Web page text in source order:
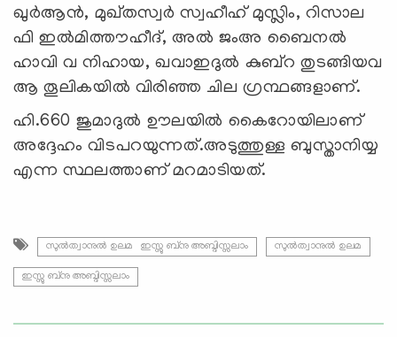
ഖുർആൻ, മുഖ്തസ്വർ സ്വഹീഹ് മുസ്ലിം, റിസാല
ഫി ഇൽമിത്തൗഹീദ്, അൽ ജംഅ ബൈനൽ
ഹാവി വ നിഹായ, ഖവാഇദുൽ കുബ്റ തുടങ്ങിയവ
ആ തൂലികയിൽ വിരിഞ്ഞ ചില ഗ്രന്ഥങ്ങളാണ്.
ഹി.660 ജുമാദുൽ ഊലയിൽ കൈറോയിലാണ്
അദ്ദേഹം വിടപറയുന്നത്.അടുത്തുള്ള ബുസ്താനിയ്യ
എന്ന സ്ഥലത്താണ് മറമാടിയത്.
സുൽത്വാനുൽ ഉലമ ഇസ്സു ബ്നു അബ്ദിസ്സലാം സുൽത്വാനുൽ ഉലമ
ഇസ്സു ബ്നു അബ്ദിസ്സലാം